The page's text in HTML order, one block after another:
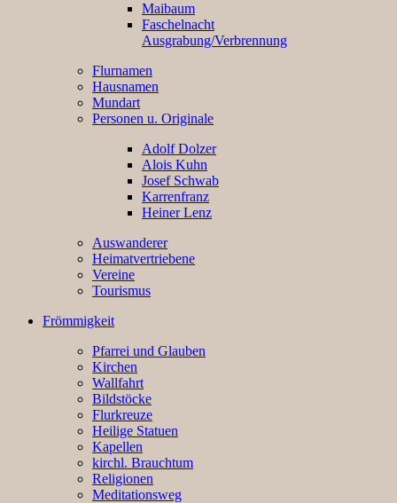
Maibaum
Faschelnacht
Ausgrabung/Verbrennung
Flurnamen
Hausnamen
Mundart
Personen u. Originale
Adolf Dolzer
Alois Kuhn
Josef Schwab
Karrenfranz
Heiner Lenz
Auswanderer
Heimatvertriebene
Vereine
Tourismus
Frömmigkeit
Pfarrei und Glauben
Kirchen
Wallfahrt
Bildstöcke
Flurkreuze
Heilige Statuen
Kapellen
kirchl. Brauchtum
Religionen
Meditationsweg